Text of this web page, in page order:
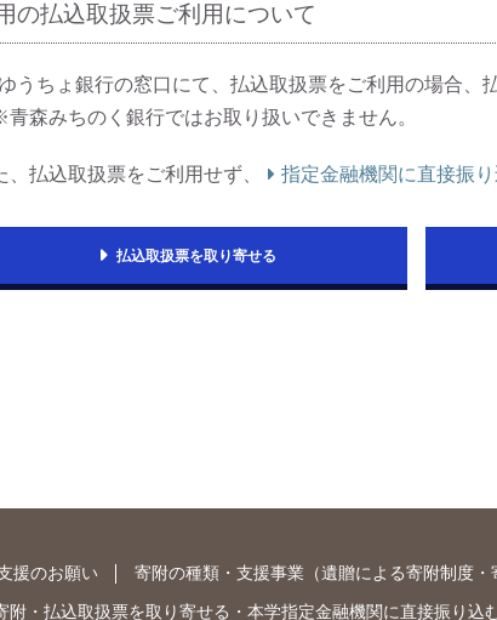
の払込取扱票ご利用について
ゆうちょ銀行の窓口にて、払込取扱票をご利用の場合、
青森みちのく銀行ではお取り扱いできません。
、払込取扱票をご利用せず、 指定金融機関に直接振
払込取扱票を取り寄せる
援のお願い 寄附の種類・支援事業 （遺贈による寄附制度・
附 ・ 払込取扱票を取り寄せる ・ 本学指定金融機関に直接振り込